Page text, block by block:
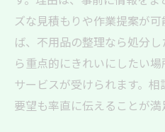
ズな見積もりや作業提案が
ば、不用品の整理なら処分
ら重点的にきれいにしたい
サービスが受けられます。
要望も率直に伝えることが満